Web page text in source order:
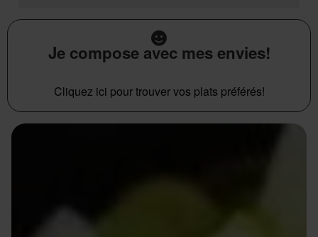
Je compose avec mes envies!
Cliquez ici pour trouver vos plats préférés!